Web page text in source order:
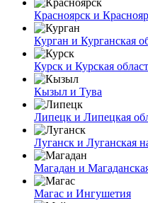
Красноярск и
Курган и Курганская
Курск и Курская
Кызыл и Тува
Липецк и Липецкая
Луганск и Луганская
Магадан и
Магас и Ингушетия